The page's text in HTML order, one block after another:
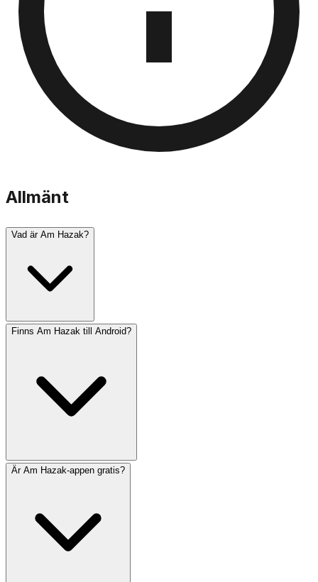
Allmänt
Vad är Am Hazak?
(zmanim), Shabbattider, helgdagsinformation och en
komplett samling judiska böner på hebreiska med
engelska översättningar och translittereringar.
Finns Am Hazak till Android?
Android-version och hoppas kunna släppa den i
framtiden. Prenumerera på vårt nyhetsbrev för att bli
meddelad när den blir tillgänglig.
Är Am Hazak-appen gratis?